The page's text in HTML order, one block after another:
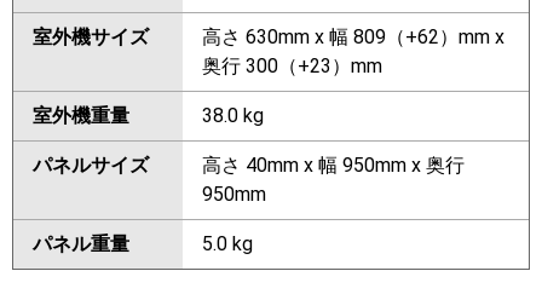
室外機サイズ
高さ 630mm x 幅 809（+62）mm x
奥行 300（+23）mm
室外機重量 38.0 kg
パネルサイズ
高さ 40mm x 幅 950mm x 奥行
950mm
パネル重量 5.0 kg